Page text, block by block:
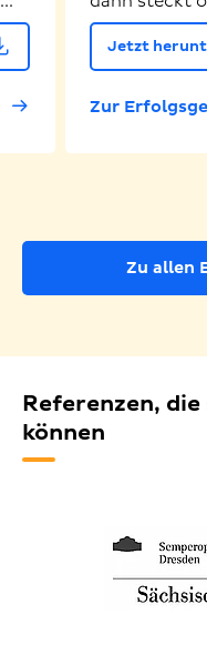
Jetzt
Zur
Zu allen
Referenzen, die
können